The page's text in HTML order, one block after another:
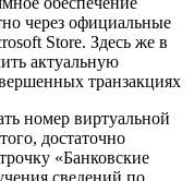
через официальные
Store. Здесь же в
актуальную
транзакциях
номер виртуальной
достаточно
«Банковские